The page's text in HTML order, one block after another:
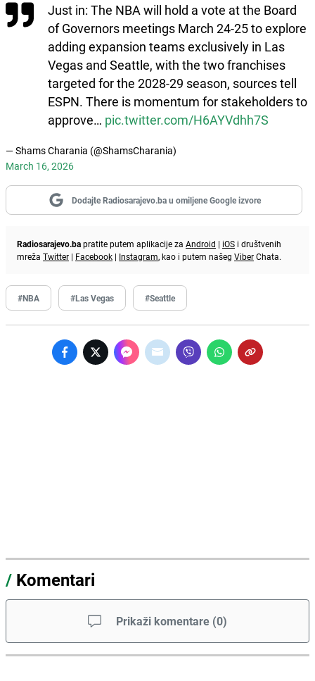
Just in: The NBA will hold a vote at the Board
of Governors meetings March 24-25 to explore
adding expansion teams exclusively in Las
Vegas and Seattle, with the two franchises
targeted for the 2028-29 season, sources tell
ESPN. There is momentum for stakeholders to
approve… pic.twitter.com/H6AYVdhh7S
— Shams Charania (@ShamsCharania)
March 16, 2026
Dodajte Radiosarajevo.ba u omiljene Google izvore
Radiosarajevo.bapratite putem aplikacije za Android | iOS i društvenih
mreža Twitter | Facebook | Instagram, kao i putem našeg ViberChata.
#NBA #Las Vegas #Seattle
/ Komentari
Prikaži komentare (0)